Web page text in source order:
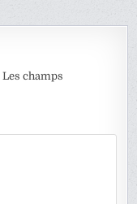
Les champs